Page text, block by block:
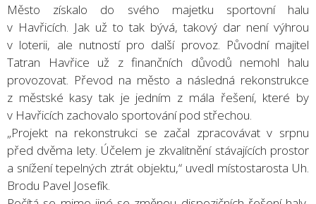
Město získalo do svého majetku sportovní halu
v Havřicích. Jak už to tak bývá, takový dar není výhrou
v loterii, ale nutností pro další provoz. Původní majitel
Tatran Havřice už z finančních důvodů nemohl halu
provozovat. Převod na město a následná rekonstrukce
z městské kasy tak je jedním z mála řešení, které by
v Havřicích zachovalo sportování pod střechou.
„Projekt na rekonstrukci se začal zpracovávat v srpnu
před dvěma lety. Účelem je zkvalitnění stávajících prostor
a snížení tepelných ztrát objektu,“ uvedl místostarosta Uh.
Brodu Pavel Josefík.